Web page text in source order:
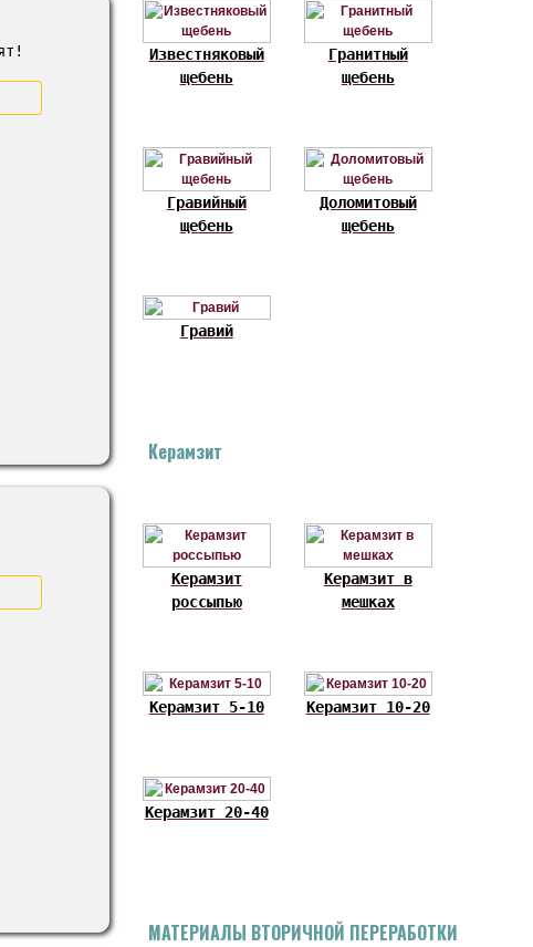
Известняковый
щебень
Гранитный
щебень
Гравийный
щебень
Доломитовый
щебень
Гравий
Керамзит
Керамзит
россыпью
Керамзит в
мешках
Керамзит 5-10 Керамзит 10-20
Керамзит 20-40
МАТЕРИАЛЫ ВТОРИЧНОЙ ПЕРЕРАБОТКИ